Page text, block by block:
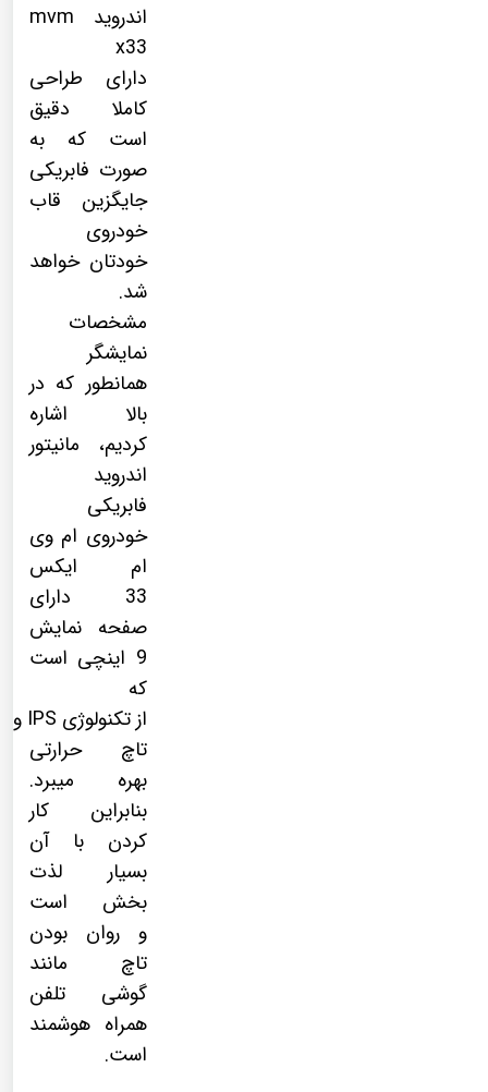
اندروید mvm
x33
دارای طراحی
کاملا دقیق
است که به
صورت فابریکی
جایگزین قاب
خودروی
خودتان خواهد
شد.
مشخصات
نمایشگر
همانطور که در
بالا اشاره
کردیم، مانیتور
اندروید
فابریکی
خودروی ام وی
ام ایکس
33 دارای
صفحه نمایش
9 اینچی است
که
از تکنولوژی IPS و
تاچ حرارتی
بهره میبرد.
بنابراین کار
کردن با آن
بسیار لذت
بخش است
و روان بودن
تاچ مانند
گوشی تلفن
همراه هوشمند
است.